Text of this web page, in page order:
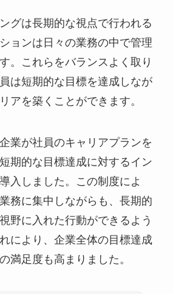
グは長期的な視点で行われる
ョンは日々の業務の中で管理
。これらをバランスよく取り
は短期的な目標を達成しなが
アを築くことができます。
業が社員のキャリアプランを
期的な目標達成に対するイン
入しました。この制度によ
務に集中しながらも、長期的
野に入れた行動ができるよう
により、企業全体の目標達成
満足度も高まりました。